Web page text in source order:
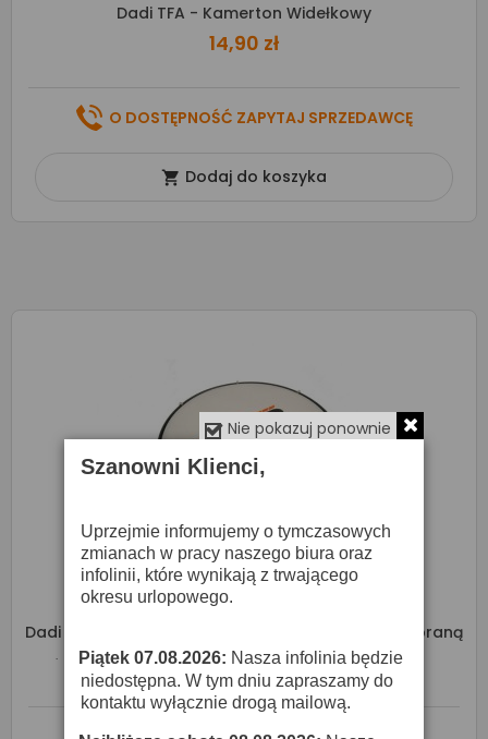
Dadi TFA - Kamerton Widełkowy
14,90 zł
O DOSTĘPNOŚĆ ZAPYTAJ SPRZEDAWCĘ
 Dodaj do koszyka
Dadi MT6102W - Tamburyno 10' Drewniane Z Membraną
69,00 zł
Nie pokazuj ponownie
Szanowni Klienci,
Uprzejmie informujemy o tymczasowych
zmianach w pracy naszego biura oraz
infolinii, które wynikają z trwającego
okresu urlopowego.
· Piątek 07.08.2026: Nasza infolinia będzie
niedostępna. W tym dniu zapraszamy do
kontaktu wyłącznie drogą mailową.